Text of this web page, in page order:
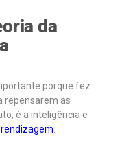
da
porque fez
repensarem as
é a inteligência e